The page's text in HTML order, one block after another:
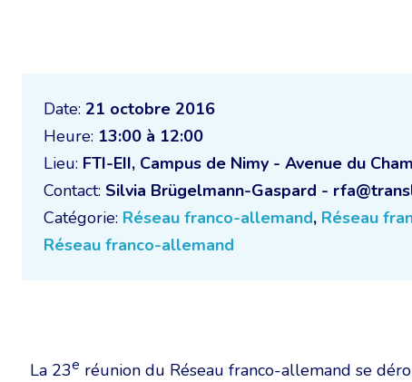
Date: 21 octobre 2016
Heure: 13:00 à 12:00
Lieu: FTI-EII, Campus de Nimy - Avenue du
Contact: Silvia Brügelmann-Gaspard -
Catégorie: Réseau franco-allemand, Réseau
Réseau franco-allemand
La 23e réunion du Réseau franco-allemand se